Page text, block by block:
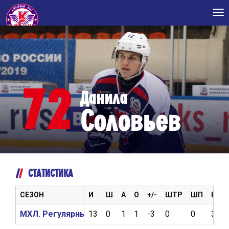
72 Данила
Соловьев
СТАТИСТИКА
И Ш А О +/- ШТР ШП ВБР
13 0 1 1 -3 0 0 39
СЕЗОН
МХЛ. Регулярный чемпионат 2017/2018